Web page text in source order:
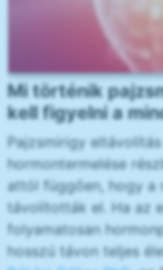
Mi történik
kell figyelni a
Pajzsmirigy
hormontermelése
attól függően, hogy a
távolították el. Ha az
folyamatosan
hosszú távon teljes